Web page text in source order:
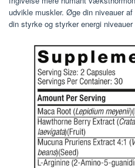
udvikle muskler. Øge din niveauer
din styrke og styrker energi